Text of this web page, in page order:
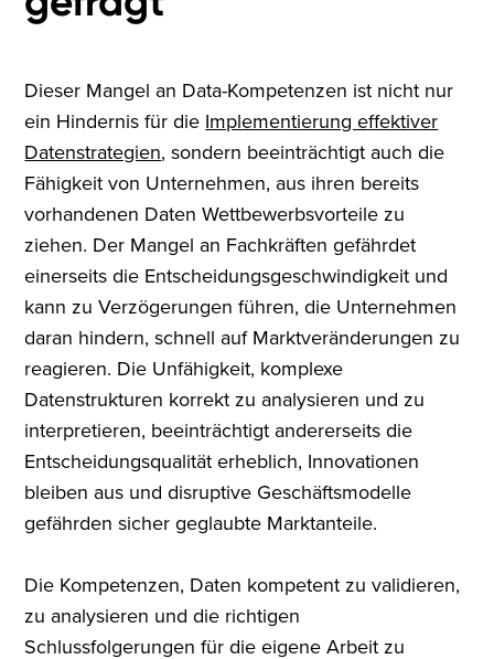
Dieser Mangel an Data-Kompetenzen ist nicht nur
ein Hindernis für die Implementierung effektiver
Datenstrategien, sondern beeinträchtigt auch die
Fähigkeit von Unternehmen, aus ihren bereits
vorhandenen Daten Wettbewerbsvorteile zu
ziehen. Der Mangel an Fachkräften gefährdet
einerseits die Entscheidungsgeschwindigkeit und
kann zu Verzögerungen führen, die Unternehmen
daran hindern, schnell auf Marktveränderungen zu
reagieren. Die Unfähigkeit, komplexe
Datenstrukturen korrekt zu analysieren und zu
interpretieren, beeinträchtigt andererseits die
Entscheidungsqualität erheblich, Innovationen
bleiben aus und disruptive Geschäftsmodelle
gefährden sicher geglaubte Marktanteile.
Die Kompetenzen, Daten kompetent zu validieren,
zu analysieren und die richtigen
Schlussfolgerungen für die eigene Arbeit zu